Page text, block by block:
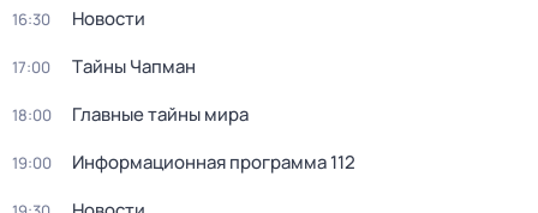
16:30 Новости
17:00 Тaйны Чапман
18:00 Главные тайны мира
19:00 Информационная программа 112